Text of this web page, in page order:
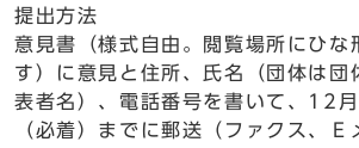
提出方法
意見書（様式自由。閲覧場所にひな
す）に意見と住所、氏名（団体は団
表者名）、電話番号を書いて、12月
（必着）までに郵送（ファクス、Ｅ